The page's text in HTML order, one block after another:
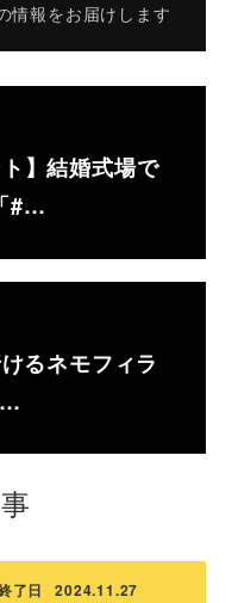
情報をお届けします
】結婚式場で
#…
るネモフィラ
…
了日 2024.11.27